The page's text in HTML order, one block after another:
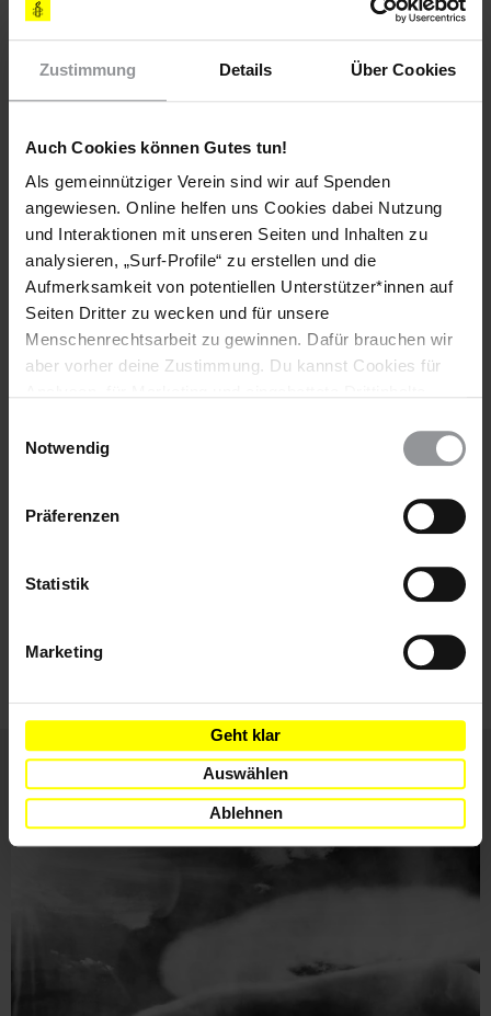
Zustimmung Details Über Cookies
Auch Cookies können Gutes tun!
Als gemeinnütziger Verein sind wir auf Spenden
angewiesen. Online helfen uns Cookies dabei Nutzung
und Interaktionen mit unseren Seiten und Inhalten zu
analysieren, „Surf-Profile“ zu erstellen und die
Aufmerksamkeit von potentiellen Unterstützer*innen auf
Seiten Dritter zu wecken und für unsere
Menschenrechtsarbeit zu gewinnen. Dafür brauchen wir
aber vorher deine Zustimmung. Du kannst Cookies für
wieder ändern. Diesen Banner kannst Du über den Link
Notwendig
Präferenzen
Statistik
Marketing
Geht klar
Auswählen
Ablehnen
Teile diesen Beitrag
Bleib informiert
Header
Text
Abonniere den Amnesty-Newsletter und mach dich
für die Menschenrechte stark!
Nachname
Mail
ihnen zu.
Weitere Artikel